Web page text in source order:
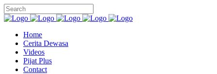
Home
Cerita Dewasa
Videos
Pijat Plus
Contact